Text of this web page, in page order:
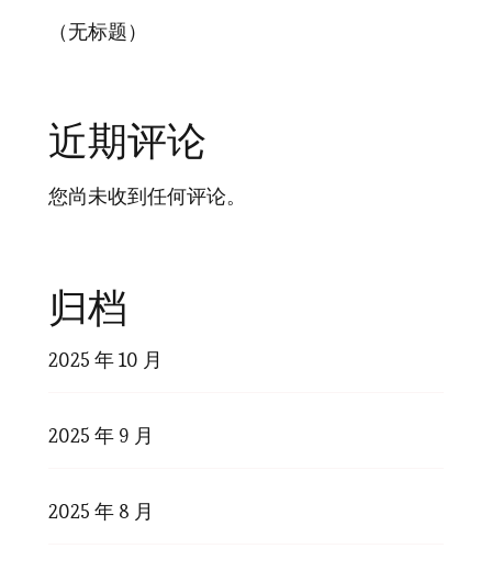
（无标题）
近期评论
您尚未收到任何评论。
归档
2025 年 10 月
2025 年 9 月
2025 年 8 月